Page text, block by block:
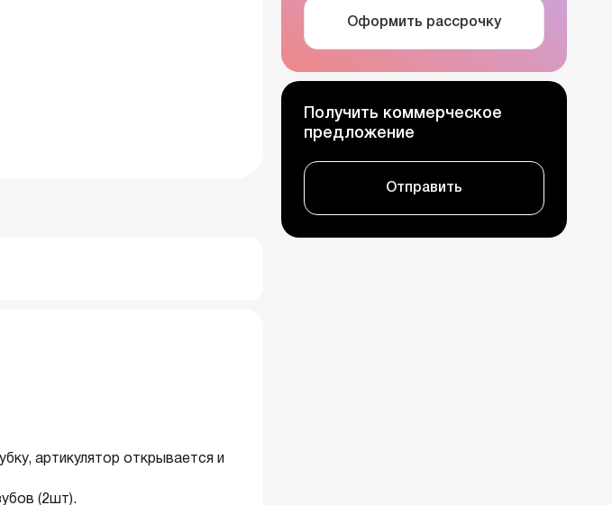
Оформить рассрочку
Получить коммерческое
предложение
Отправить
артикулятор открывается и
(2шт).